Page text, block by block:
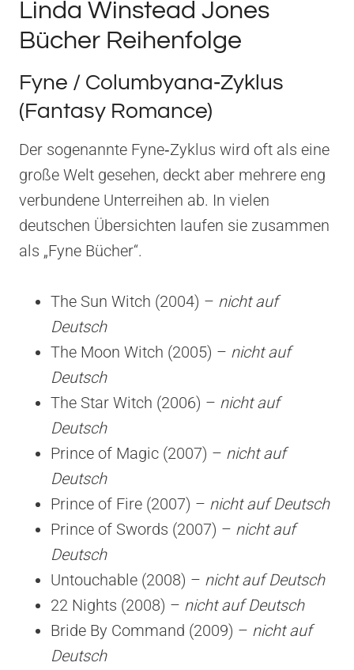
Linda Winstead Jones
Bücher Reihenfolge
Fyne / Columbyana‑Zyklus
(Fantasy Romance)
Der sogenannte Fyne‑Zyklus wird oft als eine
große Welt gesehen, deckt aber mehrere eng
verbundene Unterreihen ab. In vielen
deutschen Übersichten laufen sie zusammen
als „Fyne Bücher“.
The Sun Witch (2004) – nicht auf
Deutsch
The Moon Witch (2005) – nicht auf
Deutsch
The Star Witch (2006) – nicht auf
Deutsch
Prince of Magic (2007) – nicht auf
Deutsch
Prince of Fire (2007) – nicht auf Deutsch
Prince of Swords (2007) – nicht auf
Deutsch
Untouchable (2008) – nicht auf Deutsch
22 Nights (2008) – nicht auf Deutsch
Bride By Command (2009) – nicht auf
Deutsch